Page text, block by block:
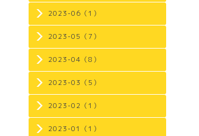
2023-06（1）
2023-05（7）
2023-04（8）
2023-03（5）
2023-02（1）
2023-01（1）